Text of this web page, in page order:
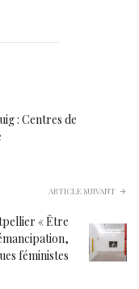
: Centres de
ARTICLE SUIVANT
« Être
féministes